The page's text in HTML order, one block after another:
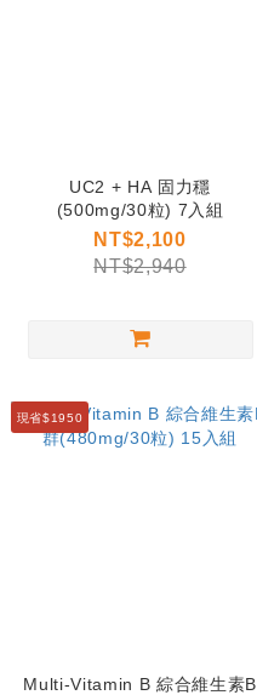
UC2 + HA 固力穩
(500mg/30粒) 7入組
NT$2,100
NT$2,940
現省$1950
Multi-Vitamin B 綜合維生素B